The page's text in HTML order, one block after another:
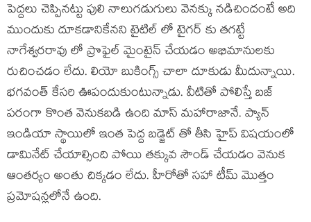
పెద్దలు చెప్పినట్టు పులి నాలుగడుగులు వెనక్కు నడిచిందంటే అది
ముందుకు దూకడానికేనని టైటిల్ లో టైగర్ కు తగట్టే
నాగేశ్వరరావు లో ప్రొఫైల్ మైంటైన్ చేయడం అభిమానులకు
రుచించడం లేదు. లియో బుకింగ్స్ చాలా దూకుడు మీదున్నాయి.
భగవంత్ కేసరి ఊపందుకుంటున్నాడు. వీటితో పోలిస్తే బజ్
పరంగా కొంత వెనుకబడి ఉంది మాస్ మహారాజానే. ప్యాన్
ఇండియా స్థాయిలో ఇంత పెద్ద బడ్జెట్ తో తీసి హైప్ విషయంలో
డామినేట్ చేయాల్సింది పోయి తక్కువ సౌండ్ చేయడం వెనుక
ఆంతర్యం అంతు చిక్కడం లేదు. హీరోతో సహా టీమ్ మొత్తం
ప్రమోషన్లలోనే ఉంది.